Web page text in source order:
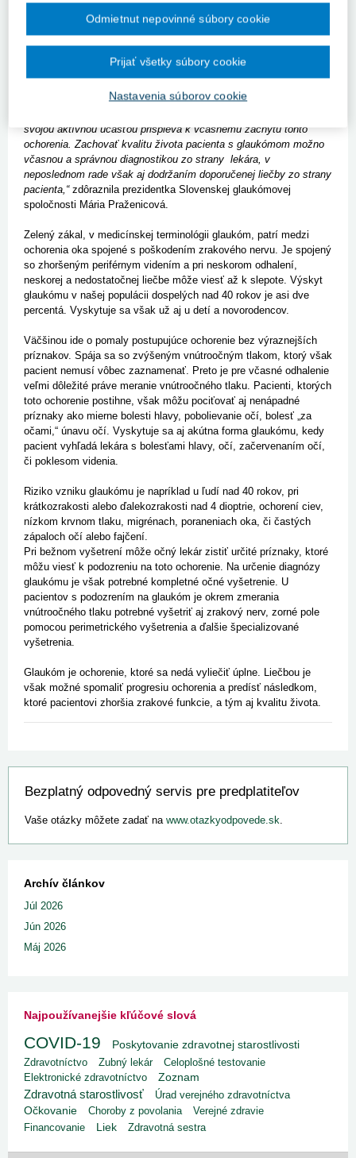
„Slovenská glaukómová spoločnosť sa svojimi aktivitami
každoročne hlási k výzvam Svetového týždňa glaukómu.
Organizuje bezplatné meranie tlaku v rôznych mestách SR, či
bulletin pre odbornú verejnosť. Odmenou za vynaloženú aktivitu je
svojou aktívnou účasťou prispieva k včasnému záchytu tohto
ochorenia. Zachovať kvalitu života pacienta s glaukómom možno
včasnou a správnou diagnostikou zo strany lekára, v
neposlednom rade však aj dodržaním doporučenej liečby zo strany
pacienta,“zdôraznila prezidentka Slovenskej glaukómovej
spoločnosti Mária Praženicová.
Zelený zákal, v medicínskej terminológii glaukóm, patrí medzi
ochorenia oka spojené s poškodením zrakového nervu. Je spojený
so zhoršeným periférnym videním a pri neskorom odhalení,
neskorej a nedostatočnej liečbe môže viesť až k slepote. Výskyt
glaukómu v našej populácii dospelých nad 40 rokov je asi dve
percentá. Vyskytuje sa však už aj u detí a novorodencov.
Väčšinou ide o pomaly postupujúce ochorenie bez výraznejších
príznakov. Spája sa so zvýšeným vnútroočným tlakom, ktorý však
pacient nemusí vôbec zaznamenať. Preto je pre včasné odhalenie
veľmi dôležité práve meranie vnútroočného tlaku. Pacienti, ktorých
toto ochorenie postihne, však môžu pociťovať aj nenápadné
príznaky ako mierne bolesti hlavy, pobolievanie očí, bolesť „za
očami,“ únavu očí. Vyskytuje sa aj akútna forma glaukómu, kedy
pacient vyhľadá lekára s bolesťami hlavy, očí, začervenaním očí,
či poklesom videnia.
Riziko vzniku glaukómu je napríklad u ľudí nad 40 rokov, pri
krátkozrakosti alebo ďalekozrakosti nad 4 dioptrie, ochorení ciev,
nízkom krvnom tlaku, migrénach, poraneniach oka, či častých
zápaloch očí alebo fajčení.
Pri bežnom vyšetrení môže očný lekár zistiť určité príznaky, ktoré
môžu viesť k podozreniu na toto ochorenie. Na určenie diagnózy
glaukómu je však potrebné kompletné očné vyšetrenie. U
pacientov s podozrením na glaukóm je okrem zmerania
vnútroočného tlaku potrebné vyšetriť aj zrakový nerv, zorné pole
pomocou perimetrického vyšetrenia a ďalšie špecializované
vyšetrenia.
Glaukóm je ochorenie, ktoré sa nedá vyliečiť úplne. Liečbou je
však možné spomaliť progresiu ochorenia a predísť následkom,
ktoré pacientovi zhoršia zrakové funkcie, a tým aj kvalitu života.
Bezplatný odpovedný servis pre predplatiteľov
Vaše otázky môžete zadať na www.otazkyodpovede.sk.
Archív článkov
Júl 2026
Jún 2026
Máj 2026
Najpoužívanejšie kľúčové slová
COVID-19 Poskytovanie zdravotnej starostlivosti
Zdravotníctvo Zubný lekár
Celoplošné testovanie
Elektronické zdravotníctvo
Zoznam
Zdravotná starostlivosť
Úrad verejného zdravotníctva
Očkovanie
Choroby z povolania
Verejné zdravie
Financovanie
Liek Zdravotná sestra
Nastavenia súborov cookie
Odmietnut nepovinné súbory cookie
Prijať všetky súbory cookie